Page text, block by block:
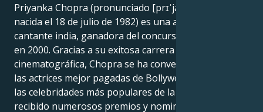
Priyanka Chopra (pronunciado [prɪˈjaːŋkaː ˈtʃoːpɽaː];
nacida el 18 de julio de 1982) es una actriz de cine y
cantante india, ganadora del concurso Miss Mundo
en 2000. Gracias a su exitosa carrera
cinematográfica, Chopra se ha convertido en una de
las actrices mejor pagadas de Bollywood'y en una de
las celebridades más populares de la India. Ha
recibido numerosos premios y nominaciones, entre